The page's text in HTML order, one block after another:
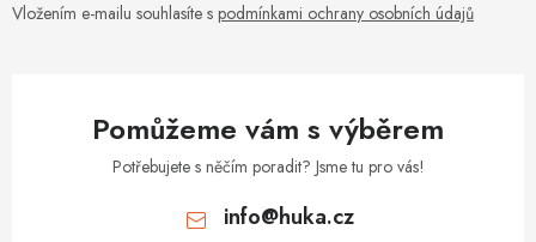
Vložením e-mailu souhlasíte s podmínkami ochrany osobních údajů
Pomůžeme vám s výběrem
Potřebujete s něčím poradit? Jsme tu pro vás!
info@huka.cz